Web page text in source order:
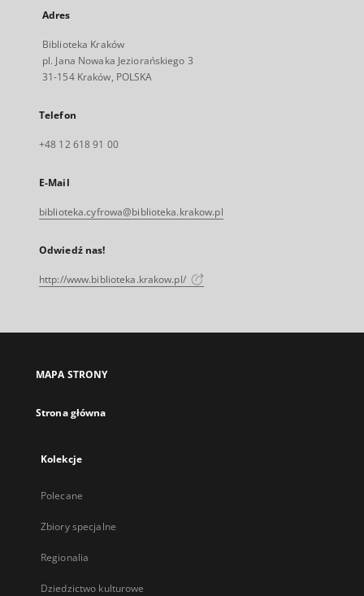
Adres
Biblioteka Kraków
pl. Jana Nowaka Jeziorańskiego 3
31-154 Kraków, POLSKA
Telefon
+48 12 618 91 00
E-Mail
biblioteka.cyfrowa@biblioteka.krakow.pl
Odwiedź nas!
http://www.biblioteka.krakow.pl/
MAPA STRONY
Strona główna
Kolekcje
Polecane
Zbiory specjalne
Regionalia
Dziedzictwo kulturowe